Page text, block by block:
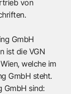
von
GmbH
ist die VGN
welche im
GmbH steht.
GmbH sind: